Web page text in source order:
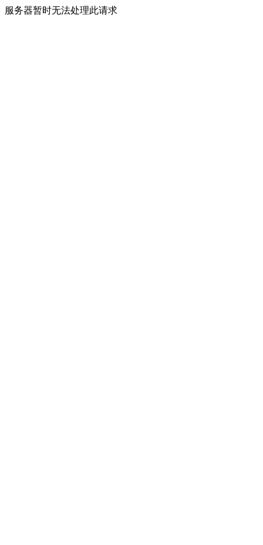
服务器暂时无法处理此请求